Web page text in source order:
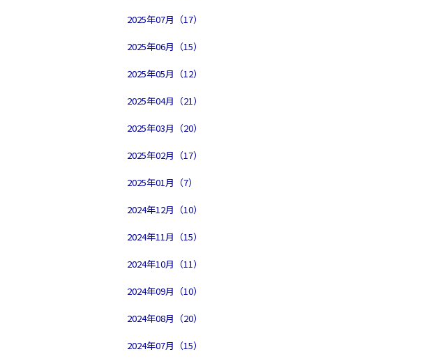
2025年07月（17）
2025年06月（15）
2025年05月（12）
2025年04月（21）
2025年03月（20）
2025年02月（17）
2025年01月（7）
2024年12月（10）
2024年11月（15）
2024年10月（11）
2024年09月（10）
2024年08月（20）
2024年07月（15）